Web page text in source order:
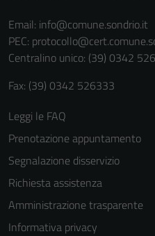
Email: info@comune.sondrio.it
PEC:
Centralino unico: (39) 0342
Fax: (39) 0342 526333
Leggi le FAQ
Prenotazione appuntamento
Segnalazione disservizio
Richiesta assistenza
Amministrazione trasparente
Informativa privacy